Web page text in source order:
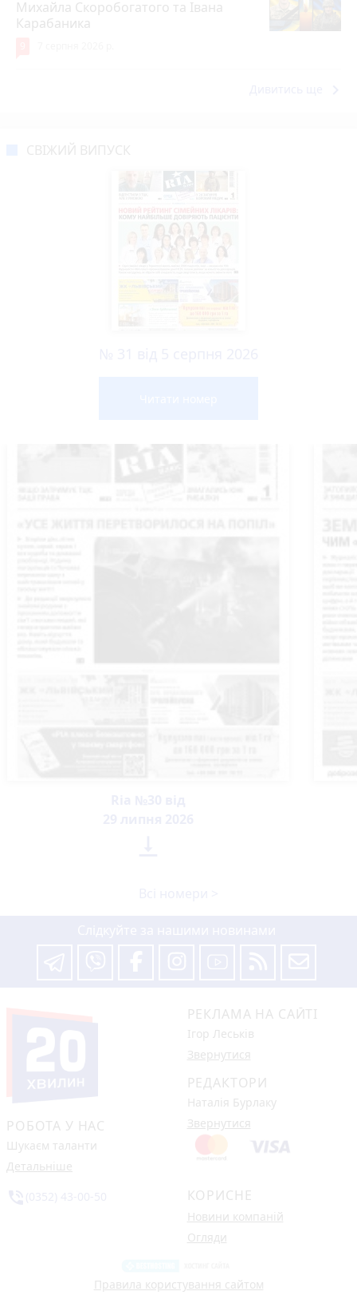
Михайла Скоробогатого та Івана
Карабаника
РОБОТА У НАС
Шукаєм таланти
Детальніше
РЕКЛАМА НА САЙТІ
Ігор Леськів
Звернутися
РЕДАКТОРИ
Наталія Бурлаку
Звернутися
КОРИСНЕ
Новини компаній
Огляди
Правила користування сайтом